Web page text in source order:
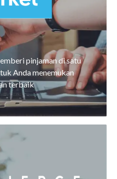
pinjaman di satu
Anda menemukan
terbaik